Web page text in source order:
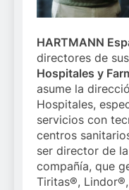
HARTMANN
directores de
Hospitales y
asume la
Hospitales,
servicios con
centros
ser director de
compañía, que
Tiritas®,